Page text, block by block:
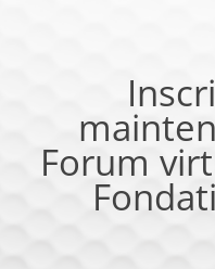
Forum